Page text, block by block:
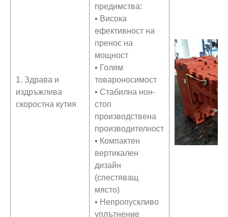
1. Здрава и
издръжлива
скоростна кутия
предимства:
▪ Висока
ефективност на
пренос на
мощност
▪ Голям
товароносимост
▪ Стабилна нон-
стоп
производствена
производителност
▪ Компактен
вертикален
дизайн
(спестяващ
място)
▪ Непропускливо
уплътнение